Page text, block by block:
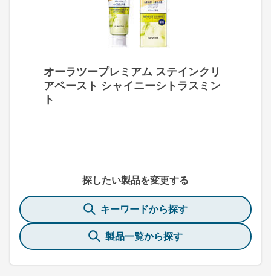
オーラツープレミアム ステインクリ
アペースト シャイニーシトラスミン
ト
探したい製品を変更する
キーワードから探す
製品一覧から探す